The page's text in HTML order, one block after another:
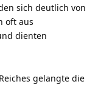
sich deutlich von
oft aus
dienten
gelangte die